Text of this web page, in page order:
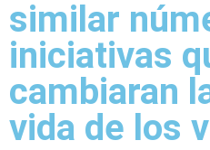
similar
iniciativas
cambiaran
vida de los